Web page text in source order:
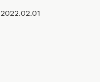
2022.02.01